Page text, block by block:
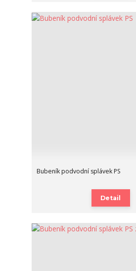
Bubeník podvodní splávek PS
Detail